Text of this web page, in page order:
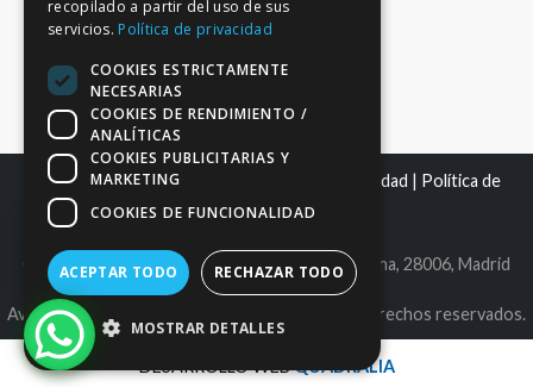
Mapa del sitio|Aviso Legal Política de Privacidad | Política de
Cookies
C.I.F. B86980612 | C/ Maldonado 25, bajo derecha, 28006, Madrid
Avantage Capital EAFN, S.L. © 2026. Todos los derechos reservados.
DESARROLLO WEBQUADRALIA
recopilado a partir del uso de sus
servicios. Política de privacidad
COOKIES ESTRICTAMENTE
NECESARIAS
COOKIES DE RENDIMIENTO /
ANALÍTICAS
COOKIES PUBLICITARIAS Y
MARKETING
COOKIES DE FUNCIONALIDAD
ACEPTAR TODO RECHAZAR TODO
MOSTRAR DETALLES